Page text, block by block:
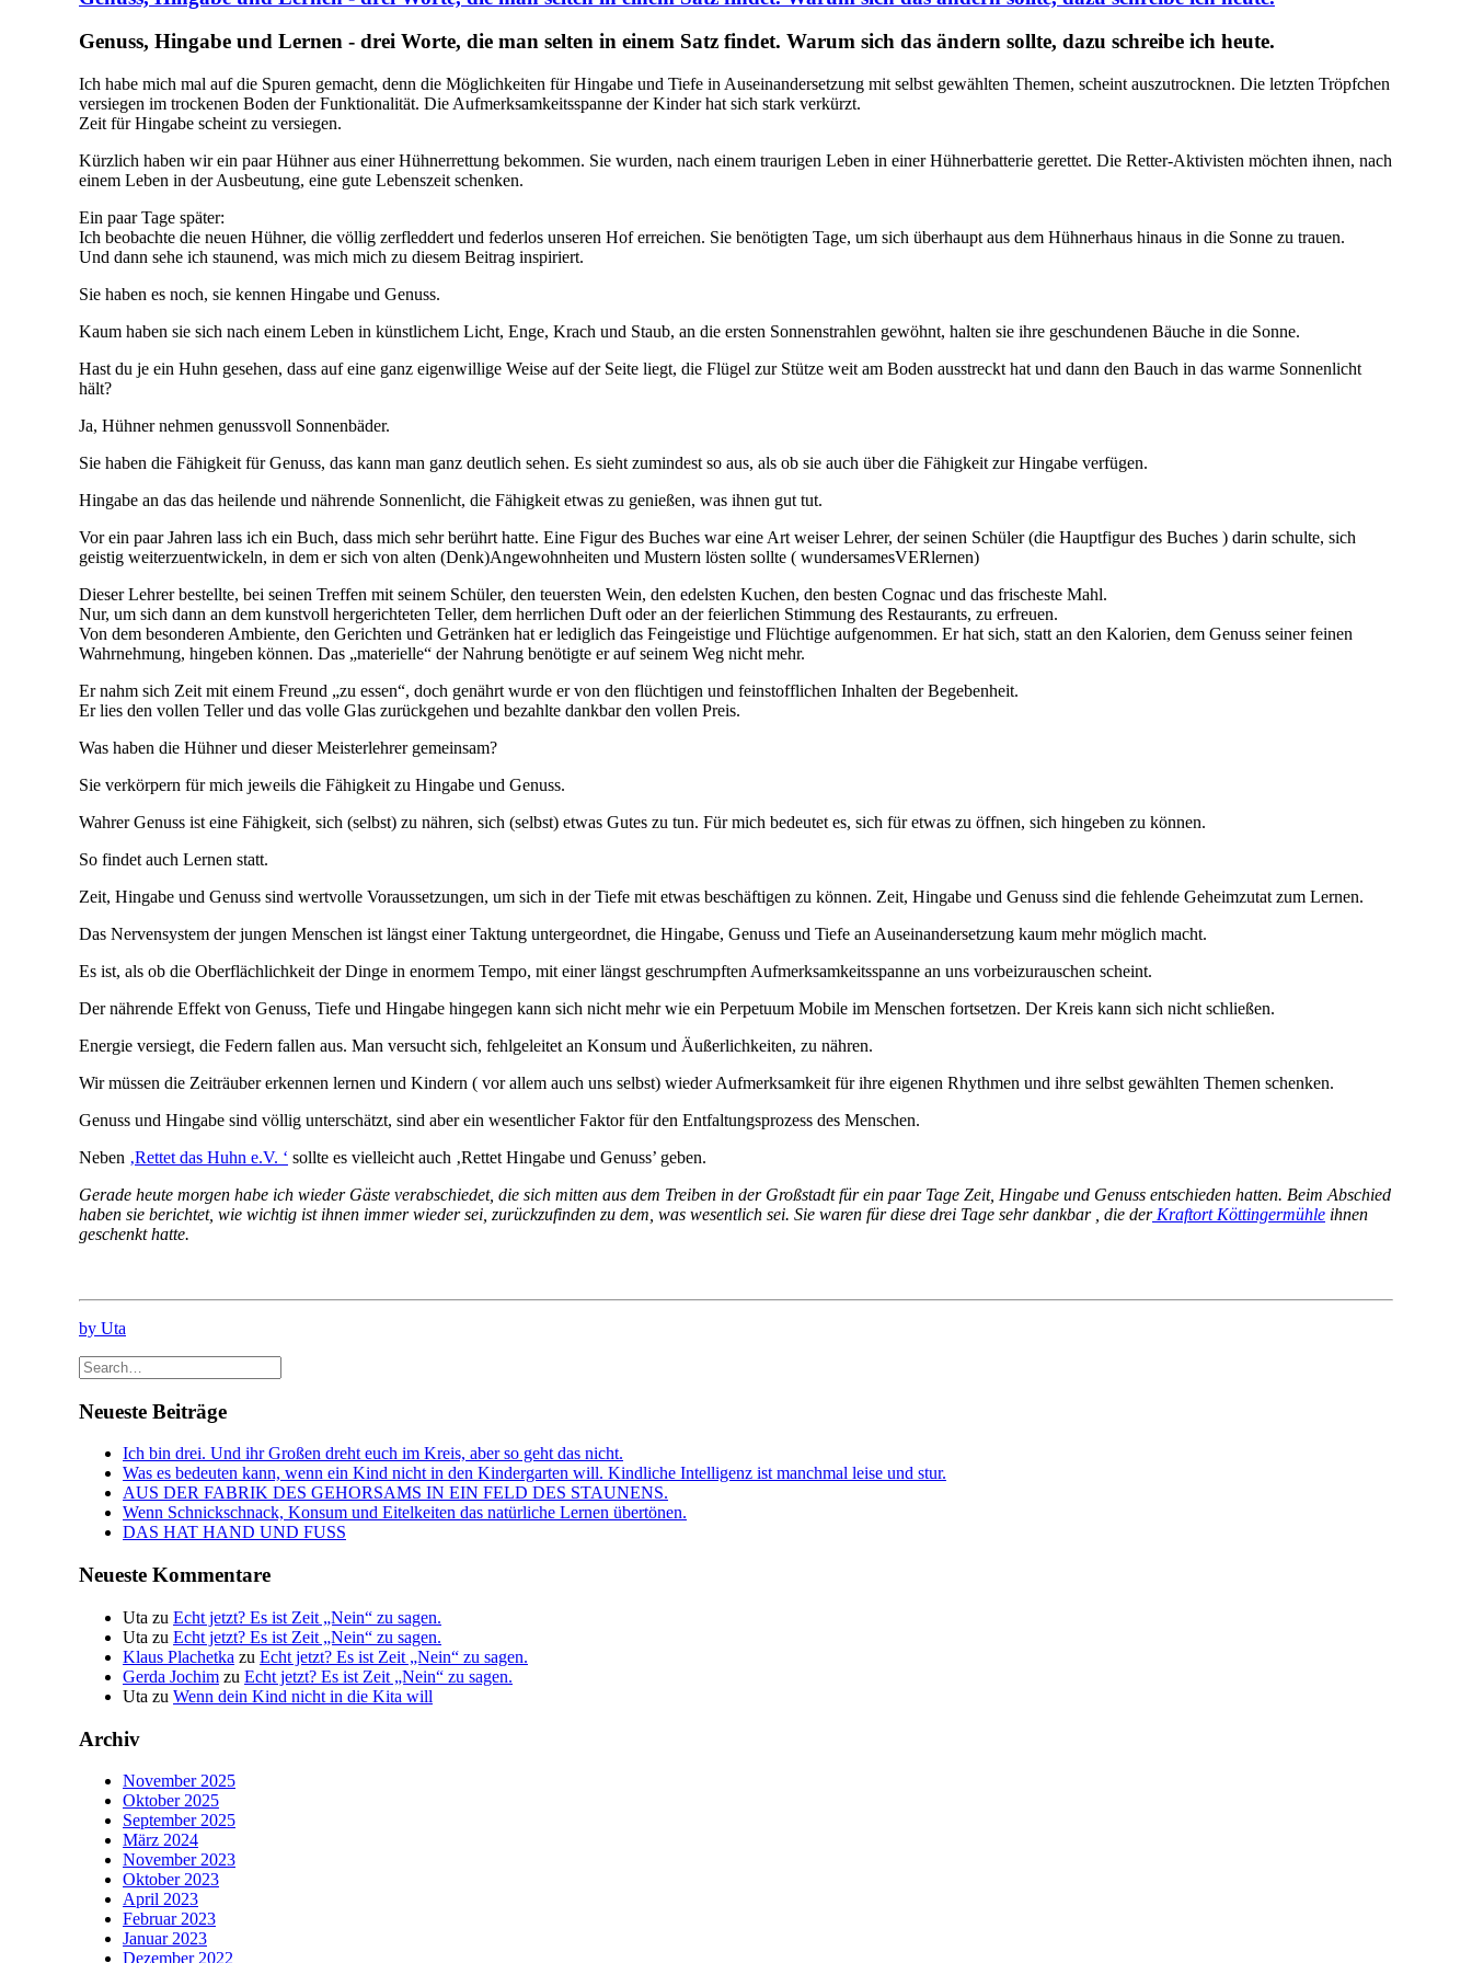
Genuss, Hingabe und Lernen - drei Worte, die man selten in einem Satz findet. Warum sich das ändern sollte, dazu schreibe ich heute.
Ich habe mich mal auf die Spuren gemacht, denn die Möglichkeiten für Hingabe und Tiefe in Auseinandersetzung mit selbst gewählten Themen, scheint auszutrocknen. Die letzten Tröpfchen
versiegen im trockenen Boden der Funktionalität. Die Aufmerksamkeitsspanne der Kinder hat sich stark verkürzt.
Zeit für Hingabe scheint zu versiegen.
Kürzlich haben wir ein paar Hühner aus einer Hühnerrettung bekommen. Sie wurden, nach einem traurigen Leben in einer Hühnerbatterie gerettet. Die Retter-Aktivisten möchten ihnen, nach
einem Leben in der Ausbeutung, eine gute Lebenszeit schenken.
Ein paar Tage später:
Ich beobachte die neuen Hühner, die völlig zerfleddert und federlos unseren Hof erreichen. Sie benötigten Tage, um sich überhaupt aus dem Hühnerhaus hinaus in die Sonne zu trauen.
Und dann sehe ich staunend, was mich mich zu diesem Beitrag inspiriert.
Sie haben es noch, sie kennen Hingabe und Genuss.
Kaum haben sie sich nach einem Leben in künstlichem Licht, Enge, Krach und Staub, an die ersten Sonnenstrahlen gewöhnt, halten sie ihre geschundenen Bäuche in die Sonne.
Hast du je ein Huhn gesehen, dass auf eine ganz eigenwillige Weise auf der Seite liegt, die Flügel zur Stütze weit am Boden ausstreckt hat und dann den Bauch in das warme Sonnenlicht
hält?
Ja, Hühner nehmen genussvoll Sonnenbäder.
Sie haben die Fähigkeit für Genuss, das kann man ganz deutlich sehen. Es sieht zumindest so aus, als ob sie auch über die Fähigkeit zur Hingabe verfügen.
Hingabe an das das heilende und nährende Sonnenlicht, die Fähigkeit etwas zu genießen, was ihnen gut tut.
Vor ein paar Jahren lass ich ein Buch, dass mich sehr berührt hatte. Eine Figur des Buches war eine Art weiser Lehrer, der seinen Schüler (die Hauptfigur des Buches ) darin schulte, sich
geistig weiterzuentwickeln, in dem er sich von alten (Denk)Angewohnheiten und Mustern lösten sollte ( wundersamesVERlernen)
Dieser Lehrer bestellte, bei seinen Treffen mit seinem Schüler, den teuersten Wein, den edelsten Kuchen, den besten Cognac und das frischeste Mahl.
Nur, um sich dann an dem kunstvoll hergerichteten Teller, dem herrlichen Duft oder an der feierlichen Stimmung des Restaurants, zu erfreuen.
Von dem besonderen Ambiente, den Gerichten und Getränken hat er lediglich das Feingeistige und Flüchtige aufgenommen. Er hat sich, statt an den Kalorien, dem Genuss seiner feinen
Wahrnehmung, hingeben können. Das „materielle“ der Nahrung benötigte er auf seinem Weg nicht mehr.
Er nahm sich Zeit mit einem Freund „zu essen“, doch genährt wurde er von den flüchtigen und feinstofflichen Inhalten der Begebenheit.
Er lies den vollen Teller und das volle Glas zurückgehen und bezahlte dankbar den vollen Preis.
Was haben die Hühner und dieser Meisterlehrer gemeinsam?
Sie verkörpern für mich jeweils die Fähigkeit zu Hingabe und Genuss.
Wahrer Genuss ist eine Fähigkeit, sich (selbst) zu nähren, sich (selbst) etwas Gutes zu tun. Für mich bedeutet es, sich für etwas zu öffnen, sich hingeben zu können.
So findet auch Lernen statt.
Zeit, Hingabe und Genuss sind wertvolle Voraussetzungen, um sich in der Tiefe mit etwas beschäftigen zu können. Zeit, Hingabe und Genuss sind die fehlende Geheimzutat zum Lernen.
Das Nervensystem der jungen Menschen ist längst einer Taktung untergeordnet, die Hingabe, Genuss und Tiefe an Auseinandersetzung kaum mehr möglich macht.
Es ist, als ob die Oberflächlichkeit der Dinge in enormem Tempo, mit einer längst geschrumpften Aufmerksamkeitsspanne an uns vorbeizurauschen scheint.
Der nährende Effekt von Genuss, Tiefe und Hingabe hingegen kann sich nicht mehr wie ein Perpetuum Mobile im Menschen fortsetzen. Der Kreis kann sich nicht schließen.
Energie versiegt, die Federn fallen aus. Man versucht sich, fehlgeleitet an Konsum und Äußerlichkeiten, zu nähren.
Wir müssen die Zeiträuber erkennen lernen und Kindern ( vor allem auch uns selbst) wieder Aufmerksamkeit für ihre eigenen Rhythmen und ihre selbst gewählten Themen schenken.
Genuss und Hingabe sind völlig unterschätzt, sind aber ein wesentlicher Faktor für den Entfaltungsprozess des Menschen.
Neben ‚Rettet das Huhn e.V. ‘ sollte es vielleicht auch ‚Rettet Hingabe und Genuss’ geben.
Gerade heute morgen habe ich wieder Gäste verabschiedet, die sich mitten aus dem Treiben in der Großstadt für ein paar Tage Zeit, Hingabe und Genuss entschieden hatten. Beim Abschied
haben sie berichtet, wie wichtig ist ihnen immer wieder sei, zurückzufinden zu dem, was wesentlich sei. Sie waren für diese drei Tage sehr dankbar , die derKraftort Köttingermühle ihnen
geschenkt hatte.
by Uta
Neueste Beiträge
Ich bin drei. Und ihr Großen dreht euch im Kreis, aber so geht das nicht.
Was es bedeuten kann, wenn ein Kind nicht in den Kindergarten will. Kindliche Intelligenz ist manchmal leise und stur.
AUS DER FABRIK DES GEHORSAMS IN EIN FELD DES STAUNENS.
Wenn Schnickschnack, Konsum und Eitelkeiten das natürliche Lernen übertönen.
DAS HAT HAND UND FUSS
Neueste Kommentare
Uta zu Echt jetzt? Es ist Zeit „Nein“ zu sagen.
Uta zu Echt jetzt? Es ist Zeit „Nein“ zu sagen.
Klaus Plachetka zu Echt jetzt? Es ist Zeit „Nein“ zu sagen.
Gerda Jochim zu Echt jetzt? Es ist Zeit „Nein“ zu sagen.
Uta zu Wenn dein Kind nicht in die Kita will
Archiv
November 2025
Oktober 2025
September 2025
März 2024
November 2023
Oktober 2023
April 2023
Februar 2023
Januar 2023
Dezember 2022